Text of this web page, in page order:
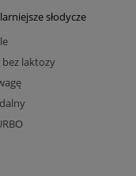
słodycze
bez laktozy